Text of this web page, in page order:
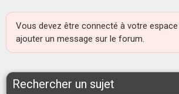
Vous devez être connecté à votre
ajouter un message sur le forum.
Rechercher un sujet